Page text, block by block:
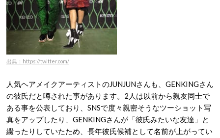
出典：https://twitter.com/
人気ヘアメイクアーティストのJUNJUNさんも、GENKINGさん
の彼氏だと噂された事があります。2人は以前から親友同士で
ある事を公表しており、SNSで度々親密そうなツーショット写
真をアップしたり、GENKINGさんが「彼氏みたいな友達」と
綴ったりしていたため、長年彼氏候補として名前が上がってい